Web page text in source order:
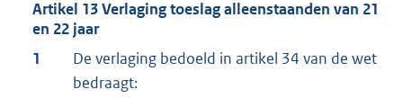
Artikel 13 Verlaging toeslag alleenstaanden van 21
en 22 jaar
1
De verlaging bedoeld in artikel 34 van de wet
bedraagt: